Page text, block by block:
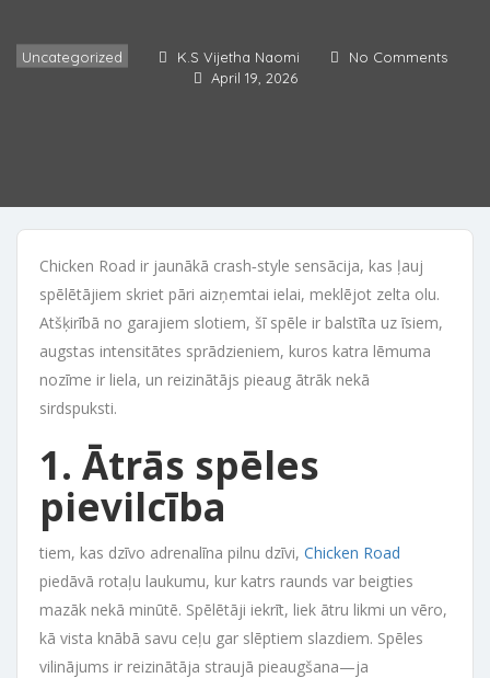
Uncategorized K.S Vijetha Naomi
No Comments
April 19, 2026
Chicken Road ir jaunākā crash‑style sensācija, kas ļauj
spēlētājiem skriet pāri aizņemtai ielai, meklējot zelta olu.
Atšķirībā no garajiem slotiem, šī spēle ir balstīta uz īsiem,
augstas intensitātes sprādzieniem, kuros katra lēmuma
nozīme ir liela, un reizinātājs pieaug ātrāk nekā
sirdspuksti.
1. Ātrās spēles
pievilcība
tiem, kas dzīvo adrenalīna pilnu dzīvi, Chicken Road
piedāvā rotaļu laukumu, kur katrs raunds var beigties
mazāk nekā minūtē. Spēlētāji iekrīt, liek ātru likmi un vēro,
kā vista knābā savu ceļu gar slēptiem slazdiem. Spēles
vilinājums ir reizinātāja straujā pieaugšana—ja